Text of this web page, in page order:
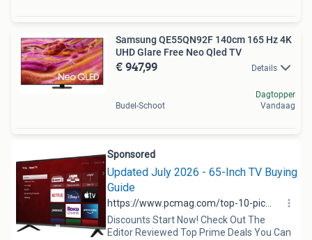
Samsung QE55QN92F 140cm 165 Hz 4K
UHD Glare Free Neo Qled TV
€ 947,99 Details
Budel-Schoot
Dagtopper
Vandaag